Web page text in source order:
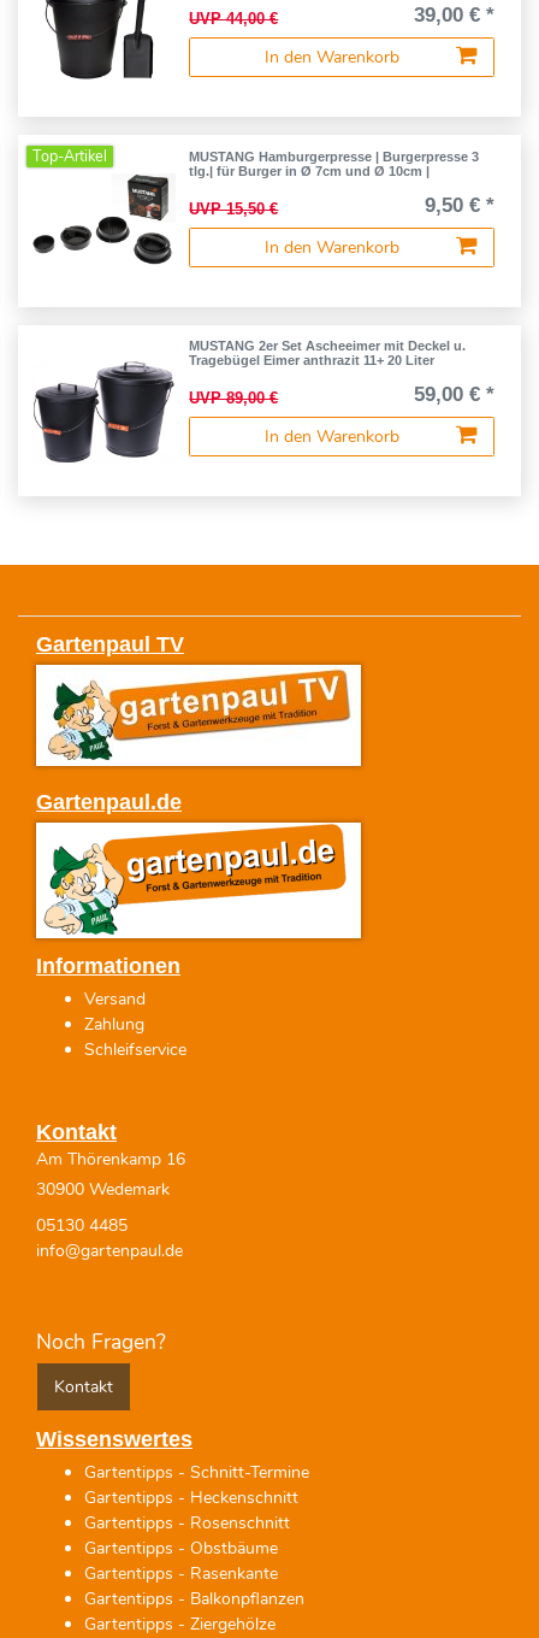
UVP 44,00 €
39,00 € *
In den Warenkorb
Top-Artikel
MUSTANG Hamburgerpresse | Burgerpresse 3
tlg.| für Burger in Ø 7cm und Ø 10cm |
UVP 15,50 €
9,50 € *
In den Warenkorb
MUSTANG 2er Set Ascheeimer mit Deckel u.
Tragebügel Eimer anthrazit 11+ 20 Liter
UVP 89,00 €
59,00 € *
In den Warenkorb
Gartenpaul TV
Gartenpaul.de
Informationen
Versand
Zahlung
Schleifservice
Kontakt
Am Thörenkamp 16
30900 Wedemark
05130 4485
info@gartenpaul.de
Noch Fragen?
Kontakt
Wissenswertes
Gartentipps - Schnitt-Termine
Gartentipps - Heckenschnitt
Gartentipps - Rosenschnitt
Gartentipps - Obstbäume
Gartentipps - Rasenkante
Gartentipps - Balkonpflanzen
Gartentipps - Ziergehölze